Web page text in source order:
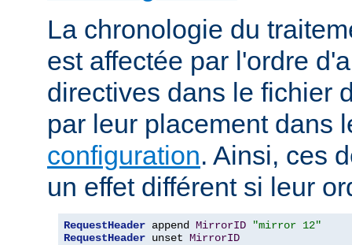
La chronologie du
est affectée par l'ordre
directives dans le fichier
par leur placement dans
configuration. Ainsi, ces
un effet différent si leur
RequestHeader append MirrorID
"mirror 12"
RequestHeader unset MirrorID